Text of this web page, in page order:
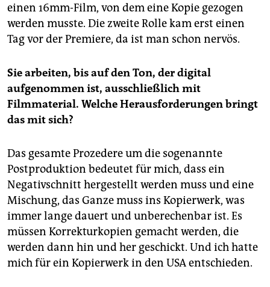
einen 16mm-Film, von dem eine Kopie gezogen
werden musste. Die zweite Rolle kam erst einen
Tag vor der Premiere, da ist man schon nervös.
Sie arbeiten, bis auf den Ton, der digital
aufgenommen ist, ausschließlich mit
Filmmaterial. Welche Herausforderungen bringt
das mit sich?
Das gesamte Prozedere um die sogenannte
Postproduktion bedeutet für mich, dass ein
Negativschnitt hergestellt werden muss und eine
Mischung, das Ganze muss ins Kopierwerk, was
immer lange dauert und unberechenbar ist. Es
müssen Korrekturkopien gemacht werden, die
werden dann hin und her geschickt. Und ich hatte
mich für ein Kopierwerk in den USA entschieden.